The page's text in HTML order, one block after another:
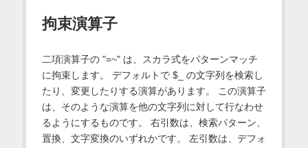
拘束演算子
二項演算子の "=~" は、スカラ式をパターンマッチ
に拘束します。 デフォルトで $_ の文字列を検索し
たり、変更したりする演算があります。 この演算子
は、そのような演算を他の文字列に対して行なわせ
るようにするものです。 右引数は、検索パターン、
置換、文字変換のいずれかです。 左引数は、デフォ